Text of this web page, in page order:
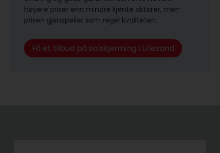
høyere priser enn mindre kjente aktører, men
prisen gjenspeiler som regel kvaliteten.
Få et tilbud på solskjerming i Lillesand